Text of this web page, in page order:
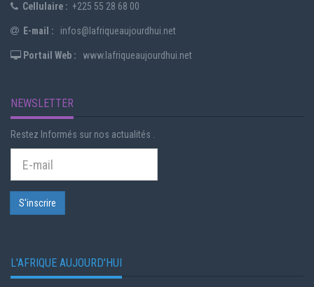
Cellulaire : +225 55 28 68 00
E-mail : infos@lafriqueaujourdhui.net
Portail Web : www.lafriqueaujourdhui.net
NEWSLETTER
Restez Informés sur nos actualités .
L'AFRIQUE AUJOURD'HUI